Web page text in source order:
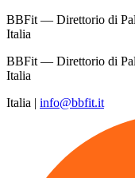
BBFit — Direttorio di
Italia
BBFit — Direttorio di
Italia
Italia | info@bbfit.it